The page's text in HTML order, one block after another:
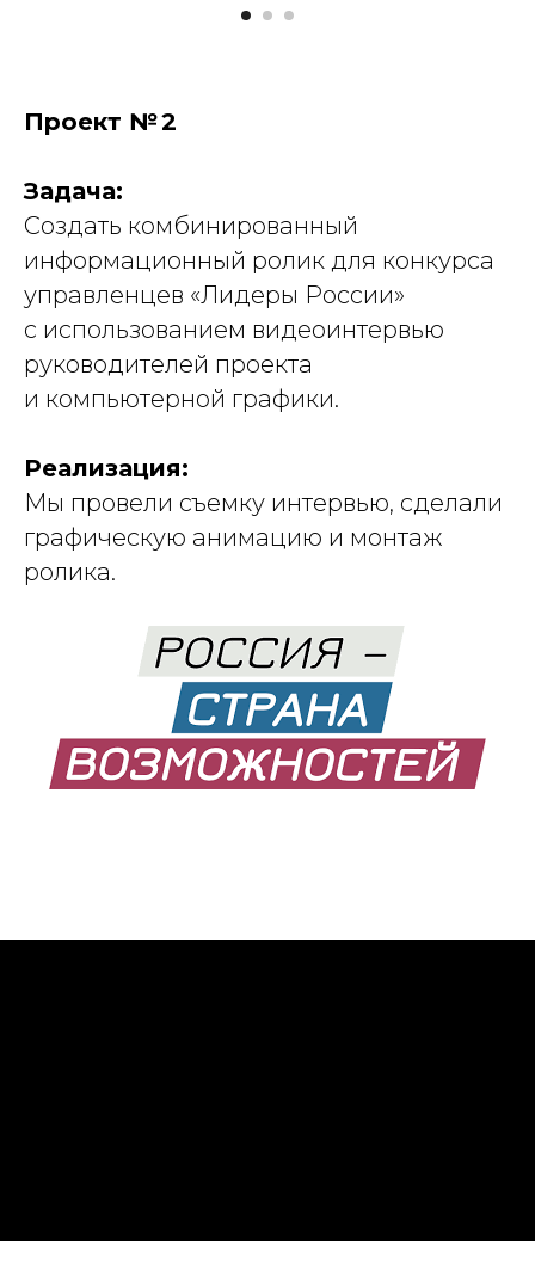
Проект № 2
Задача:
Создать комбинированный
информационный ролик для конкурса
управленцев «Лидеры России»
с использованием видеоинтервью
руководителей проекта
и компьютерной графики.
Реализация:
Мы провели съемку интервью, сделали
графическую анимацию и монтаж
ролика.